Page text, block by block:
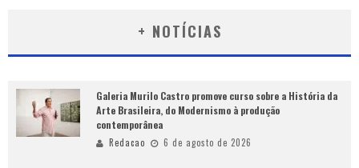
+ NOTÍCIAS
Galeria Murilo Castro promove curso sobre a História da
Arte Brasileira, do Modernismo à produção
contemporânea
Redacao 6 de agosto de 2026